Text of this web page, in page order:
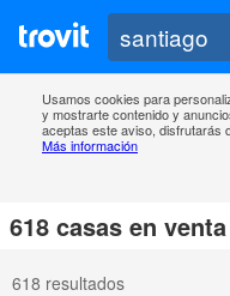
Usamos cookies para
y mostrarte contenido y
aceptas este aviso, disfrutarás
Más información
618 casas en
618 resultados